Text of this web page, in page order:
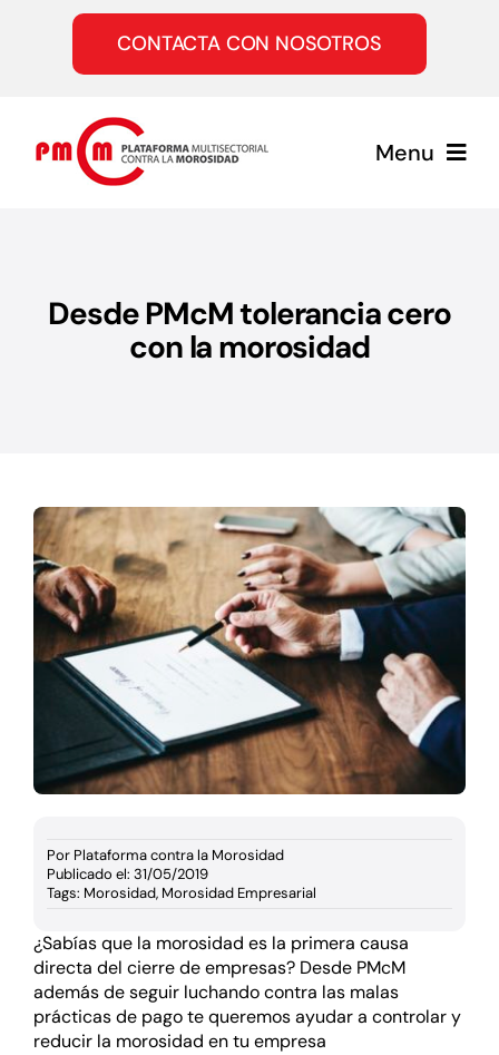
contenido
CONTACTA CON NOSOTROS
Menu
Quiénes somos
Documentación
Agenda
Prensa
Blog
Desde PMcM tolerancia cero
con la morosidad
Por Plataforma contra la Morosidad
Publicado el: 31/05/2019
Tags: Morosidad, Morosidad Empresarial
¿Sabías que la morosidad es la primera causa
directa del cierre de empresas? Desde PMcM
además de seguir luchando contra las malas
prácticas de pago te queremos ayudar a controlar y
reducir la morosidad en tu empresa